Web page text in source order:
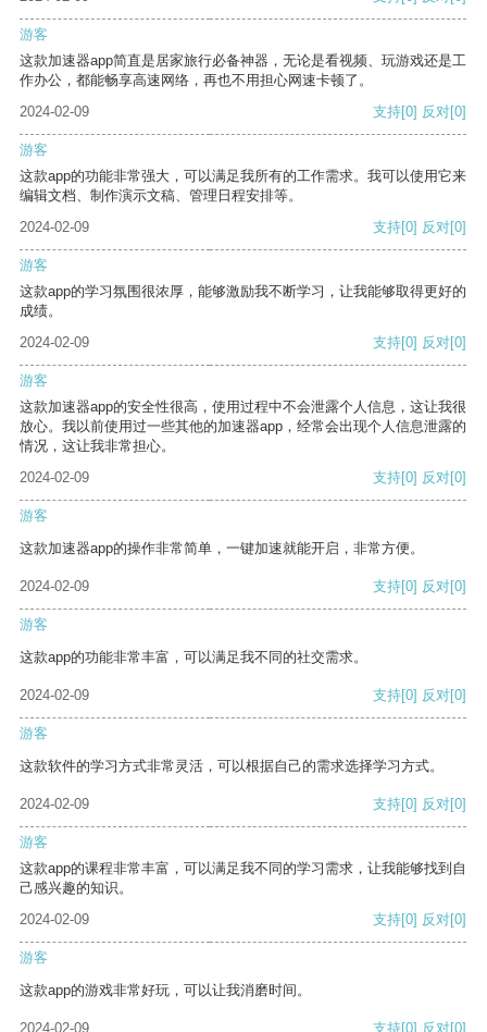
游客
这款加速器app简直是居家旅行必备神器，无论是看视频、玩游戏还是工
作办公，都能畅享高速网络，再也不用担心网速卡顿了。
2024-02-09
支持[0] 反对[0]
游客
这款app的功能非常强大，可以满足我所有的工作需求。我可以使用它来
编辑文档、制作演示文稿、管理日程安排等。
2024-02-09
支持[0] 反对[0]
游客
这款app的学习氛围很浓厚，能够激励我不断学习，让我能够取得更好的
成绩。
2024-02-09
支持[0] 反对[0]
游客
这款加速器app的安全性很高，使用过程中不会泄露个人信息，这让我很
放心。我以前使用过一些其他的加速器app，经常会出现个人信息泄露的
情况，这让我非常担心。
2024-02-09
支持[0] 反对[0]
游客
这款加速器app的操作非常简单，一键加速就能开启，非常方便。
2024-02-09 支持[0] 反对[0]
游客
这款app的功能非常丰富，可以满足我不同的社交需求。
2024-02-09 支持[0] 反对[0]
游客
这款软件的学习方式非常灵活，可以根据自己的需求选择学习方式。
2024-02-09 支持[0] 反对[0]
游客
这款app的课程非常丰富，可以满足我不同的学习需求，让我能够找到自
己感兴趣的知识。
2024-02-09
支持[0] 反对[0]
游客
这款app的游戏非常好玩，可以让我消磨时间。
2024-02-09 支持[0] 反对[0]